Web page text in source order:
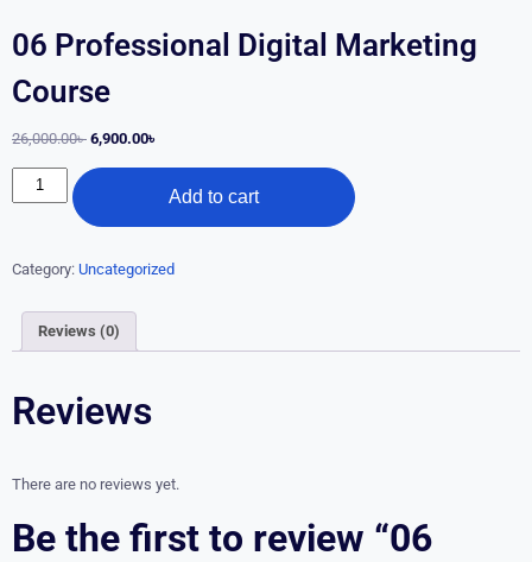
06 Professional Digital Marketing
Course
26,000.00৳ 6,900.00৳
Add to cart
Category: Uncategorized
Reviews (0)
Reviews
There are no reviews yet.
Be the first to review “06